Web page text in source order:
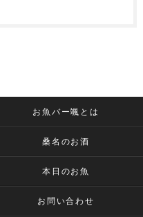
お魚バー颯とは
桑名のお酒
本日のお魚
お問い合わせ